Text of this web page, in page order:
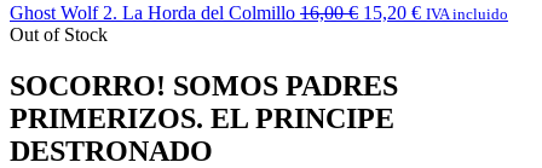
Ghost Wolf 2. La Horda del Colmillo 16,00€ 15,20 € IVA incluido
Out of Stock
SOCORRO! SOMOS PADRES
PRIMERIZOS. EL PRINCIPE
DESTRONADO